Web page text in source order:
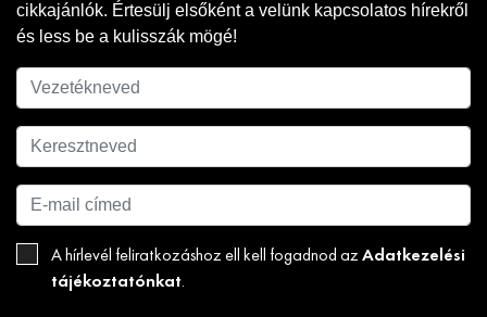
cikkajánlók. Értesülj elsőként a velünk kapcsolatos hírekről
és less be a kulisszák mögé!
A hírlevél feliratkozáshoz ell kell fogadnod az Adatkezelési
tájékoztatónkat.